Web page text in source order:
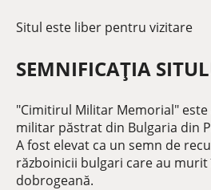
Situl este liber pentru vizitare
SEMNIFICAȚIA
"Cimitirul Militar Memorial"
militar păstrat din Bulgaria din
A fost elevat ca un semn de
războinicii bulgari care au murit
dobrogeană.